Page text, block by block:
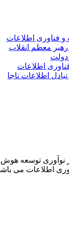
و فناوری اطلاعات
رهبر معظم انقلاب
دولت
اطلاعات
اطلاعات ناجا
نوآوری توسعه
اطلاعات می